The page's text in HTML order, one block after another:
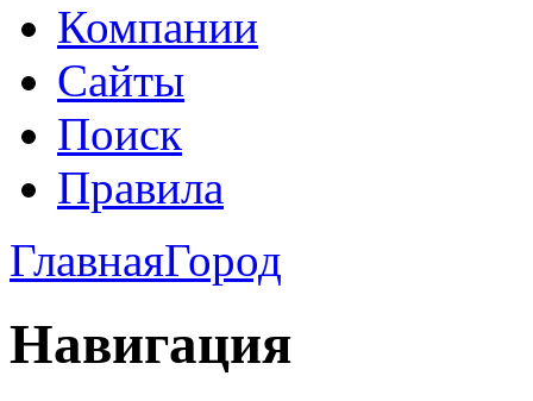
Компании
Сайты
Поиск
Правила
ГлавнаяГород
Навигация